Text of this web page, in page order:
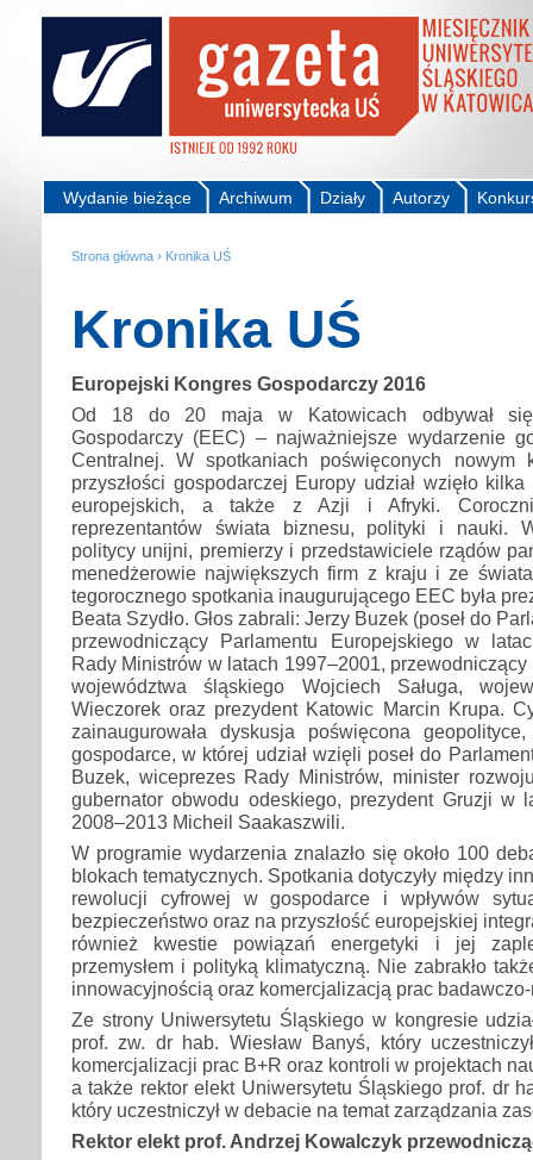
Autorzy
Działy
Archiwum
Wydanie bieżące
Strona główna › Kronika UŚ
Kronika UŚ
Europejski Kongres Gospodarczy 2016
Od 18 do 20 maja w Katowicach odbywał się
Gospodarczy (EEC) – najważniejsze wydarzenie
Centralnej. W spotkaniach poświęconych nowym
przyszłości gospodarczej Europy udział wzięło
europejskich, a także z Azji i Afryki.
reprezentantów świata biznesu, polityki i nauki.
politycy unijni, premierzy i przedstawiciele rządów
menedżerowie największych firm z kraju i ze
tegorocznego spotkania inaugurującego EEC była
Beata Szydło. Głos zabrali: Jerzy Buzek (poseł do
przewodniczący Parlamentu Europejskiego w
Rady Ministrów w latach 1997–2001, przewodniczący
województwa śląskiego Wojciech Saługa,
Wieczorek oraz prezydent Katowic Marcin Krupa.
zainaugurowała dyskusja poświęcona
gospodarce, w której udział wzięli poseł do
Buzek, wiceprezes Rady Ministrów, minister
gubernator obwodu odeskiego, prezydent Gruzji w
2008–2013 Micheil Saakaszwili.
W programie wydarzenia znalazło się około 100
blokach tematycznych. Spotkania dotyczyły między
rewolucji cyfrowej w gospodarce i wpływów
bezpieczeństwo oraz na przyszłość europejskiej
również kwestie powiązań energetyki i jej
przemysłem i polityką klimatyczną. Nie zabrakło
innowacyjnością oraz komercjalizacją prac
Ze strony Uniwersytetu Śląskiego w kongresie
prof. zw. dr hab. Wiesław Banyś, który
komercjalizacji prac B+R oraz kontroli w projektach
a także rektor elekt Uniwersytetu Śląskiego prof. dr
który uczestniczył w debacie na temat zarządzania
Rektor elekt prof. Andrzej Kowalczyk